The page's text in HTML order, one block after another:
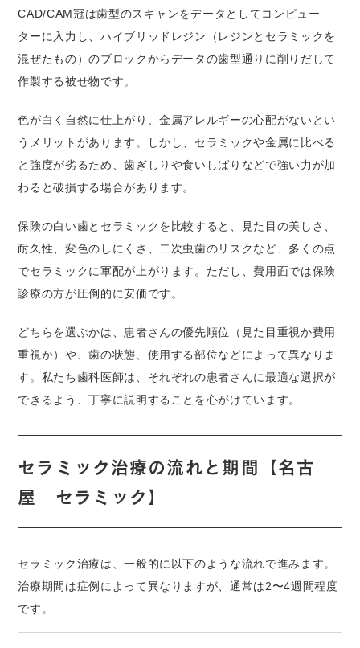
CAD/CAM冠は歯型のスキャンをデータとしてコンピュー
ターに入力し、ハイブリッドレジン（レジンとセラミックを
混ぜたもの）のブロックからデータの歯型通りに削りだして
作製する被せ物です。
色が白く自然に仕上がり、金属アレルギーの心配がないとい
うメリットがあります。しかし、セラミックや金属に比べる
と強度が劣るため、歯ぎしりや食いしばりなどで強い力が加
わると破損する場合があります。
保険の白い歯とセラミックを比較すると、見た目の美しさ、
耐久性、変色のしにくさ、二次虫歯のリスクなど、多くの点
でセラミックに軍配が上がります。ただし、費用面では保険
診療の方が圧倒的に安価です。
どちらを選ぶかは、患者さんの優先順位（見た目重視か費用
重視か）や、歯の状態、使用する部位などによって異なりま
す。私たち歯科医師は、それぞれの患者さんに最適な選択が
できるよう、丁寧に説明することを心がけています。
セラミック治療の流れと期間
【名古
屋 セラミック】
セラミック治療は、一般的に以下のような流れで進みます。
治療期間は症例によって異なりますが、通常は2〜4週間程度
です。